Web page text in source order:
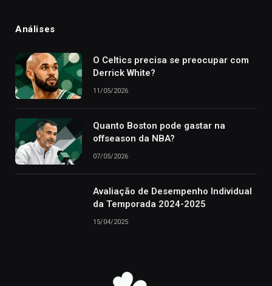
Análises
O Celtics precisa se preocupar com
Derrick White?
11/05/2026
Quanto Boston pode gastar na
offseason da NBA?
07/05/2026
Avaliação de Desempenho Individual
da Temporada 2024-2025
15/04/2025